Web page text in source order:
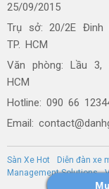
25/09/2015
Trụ sở: 20/2E Đinh
TP. HCM
Văn phòng: Lầu 3,
HCM
Hotline: 090 66
Email:
Sàn Xe Hot Diễn đàn xe
Management Solutions